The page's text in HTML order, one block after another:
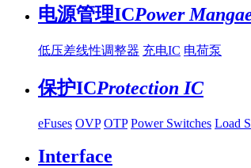
电源管理ICPower
低压差线性调整器 充电IC 电荷泵
保护ICProtection IC
eFuses OVP OTP Power Switches Load
Interface